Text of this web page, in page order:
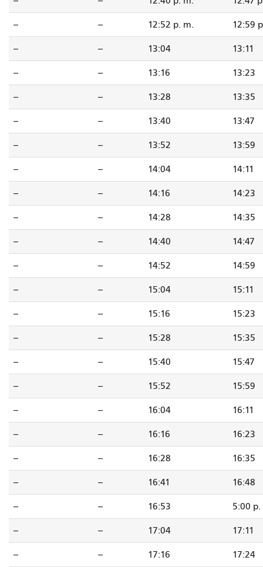
-- -- 12:52 p. m. 12:59
-- -- 13:04 13:11
-- -- 13:16 13:23
-- -- 13:28 13:35
-- -- 13:40 13:47
-- -- 13:52 13:59
-- -- 14:04 14:11
-- -- 14:16 14:23
-- -- 14:28 14:35
-- -- 14:40 14:47
-- -- 14:52 14:59
-- -- 15:04 15:11
-- -- 15:16 15:23
-- -- 15:28 15:35
-- -- 15:40 15:47
-- -- 15:52 15:59
-- -- 16:04 16:11
-- -- 16:16 16:23
-- -- 16:28 16:35
-- -- 16:41 16:48
-- -- 16:53 5:00 p.
-- -- 17:04 17:11
-- -- 17:16 17:24